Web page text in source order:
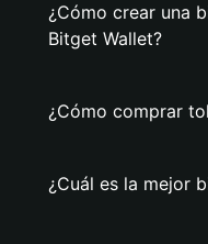
¿Cómo crear una
Bitget Wallet?
¿Cómo comprar
¿Cuál es la mejor